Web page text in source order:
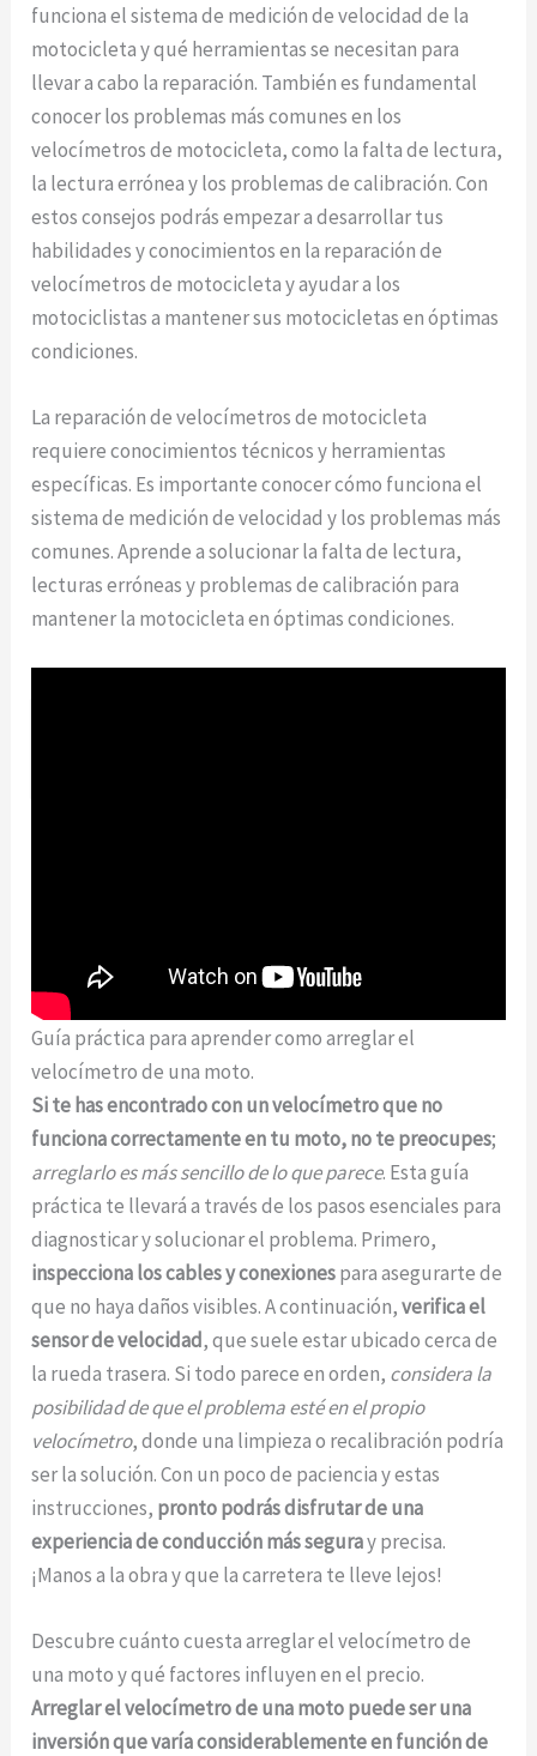
funciona el sistema de medición de velocidad de la
motocicleta y qué herramientas se necesitan para
llevar a cabo la reparación. También es fundamental
conocer los problemas más comunes en los
velocímetros de motocicleta, como la falta de lectura,
la lectura errónea y los problemas de calibración. Con
estos consejos podrás empezar a desarrollar tus
habilidades y conocimientos en la reparación de
velocímetros de motocicleta y ayudar a los
motociclistas a mantener sus motocicletas en óptimas
condiciones.
La reparación de velocímetros de motocicleta
requiere conocimientos técnicos y herramientas
específicas. Es importante conocer cómo funciona el
sistema de medición de velocidad y los problemas más
comunes. Aprende a solucionar la falta de lectura,
lecturas erróneas y problemas de calibración para
mantener la motocicleta en óptimas condiciones.
Guía práctica para aprender como arreglar el
velocímetro de una moto.
Si te has encontrado con un velocímetro que no
funciona correctamente en tu moto, no te preocupes;
arreglarlo es más sencillo de lo que parece. Esta guía
práctica te llevará a través de los pasos esenciales para
diagnosticar y solucionar el problema. Primero,
inspecciona los cables y conexionespara asegurarte de
que no haya daños visibles. A continuación,verifica el
sensor de velocidad, que suele estar ubicado cerca de
la rueda trasera. Si todo parece en orden, considera la
posibilidad de que el problema esté en el propio
velocímetro, donde una limpieza o recalibración podría
ser la solución. Con un poco de paciencia y estas
instrucciones, pronto podrás disfrutar de una
experiencia de conducción más seguray precisa.
¡Manos a la obra y que la carretera te lleve lejos!
Descubre cuánto cuesta arreglar el velocímetro de
una moto y qué factores influyen en el precio.
Arreglar el velocímetro de una moto puede ser una
inversión que varía considerablemente en función de